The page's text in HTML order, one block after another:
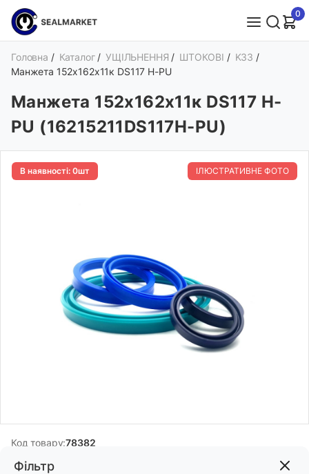
0
Фільтр
Головна / Каталог /УЩІЛЬНЕННЯ / ШТОКОВІ / K33 /
Манжета 152х162х11к DS117 H-PU
Манжета 152х162х11к DS117 H-
PU (16215211DS117H-PU)
В наявності: 0шт ІЛЮСТРАТИВНЕ ФОТО
Код товару:78382
Бренд:DMH